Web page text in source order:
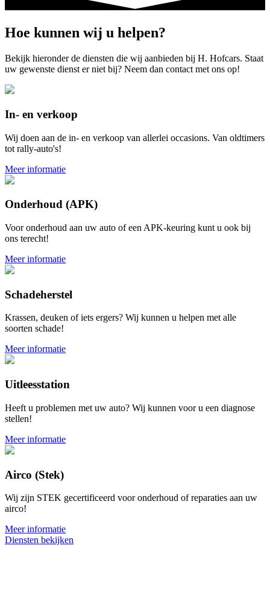
Hoe kunnen wij u helpen?
Bekijk hieronder de diensten die wij aanbieden bij H. Hofcars. Staat
uw gewenste dienst er niet bij? Neem dan contact met ons op!
In- en verkoop
Wij doen aan de in- en verkoop van allerlei occasions. Van oldtimers
tot rally-auto's!
Meer informatie
Onderhoud (APK)
Voor onderhoud aan uw auto of een APK-keuring kunt u ook bij
ons terecht!
Meer informatie
Schadeherstel
Krassen, deuken of iets ergers? Wij kunnen u helpen met alle
soorten schade!
Meer informatie
Uitleesstation
Heeft u problemen met uw auto? Wij kunnen voor u een diagnose
stellen!
Meer informatie
Airco (Stek)
Wij zijn STEK gecertificeerd voor onderhoud of reparaties aan uw
airco!
Meer informatie
Diensten bekijken